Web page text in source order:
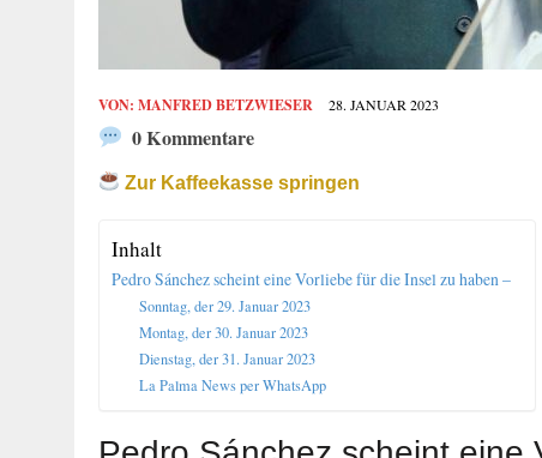
VON: MANFRED BETZWIESER 28. JANUAR 2023
0 Kommentare
Zur Kaffeekasse springen
Inhalt
Pedro Sánchez scheint eine Vorliebe für die Insel zu haben –
Sonntag, der 29. Januar 2023
Montag, der 30. Januar 2023
Dienstag, der 31. Januar 2023
La Palma News per WhatsApp